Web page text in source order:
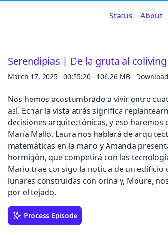
here
Cancel Save
Status About
Serendipias | De la gruta al coliving
March 17, 2025 00:55:20 106.26 MB
Nos hemos acostumbrado a vivir entre
así. Echar la vista atrás significa
decisiones arquitectónicas, y eso haremos
María Mallo. Laura nos hablará de
matemáticas en la mano y Amanda
hormigón, que competirá con las
Mario trae consigo la noticia de un edificio
lunares construidas con orina y, Moure,
por el tejado.
Process Episode